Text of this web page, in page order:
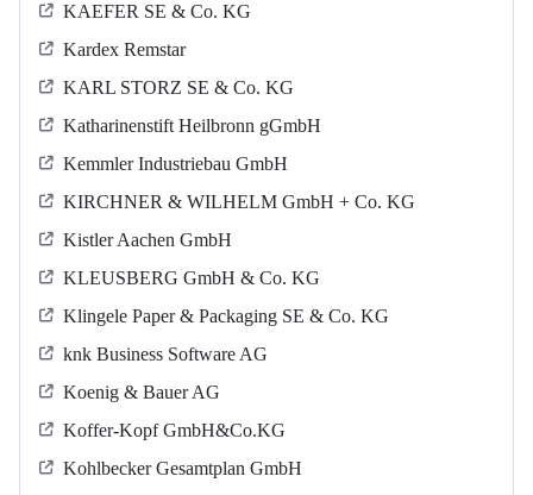
KAEFER SE & Co. KG
Kardex Remstar
KARL STORZ SE & Co. KG
Katharinenstift Heilbronn gGmbH
Kemmler Industriebau GmbH
KIRCHNER & WILHELM GmbH + Co. KG
Kistler Aachen GmbH
KLEUSBERG GmbH & Co. KG
Klingele Paper & Packaging SE & Co. KG
knk Business Software AG
Koenig & Bauer AG
Koffer-Kopf GmbH&Co.KG
Kohlbecker Gesamtplan GmbH